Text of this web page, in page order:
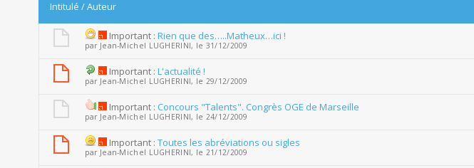
Intitulé /Auteur
Important : Rien que des…..Matheux…ici !
par Jean-Michel LUGHERINI, le 31/12/2009
Important : L'actualité !
par Jean-Michel LUGHERINI, le 29/12/2009
Important : Concours "Talents". Congrès OGE de Marseille
par Jean-Michel LUGHERINI, le 24/12/2009
Important : Toutes les abréviations ou sigles
par Jean-Michel LUGHERINI, le 21/12/2009